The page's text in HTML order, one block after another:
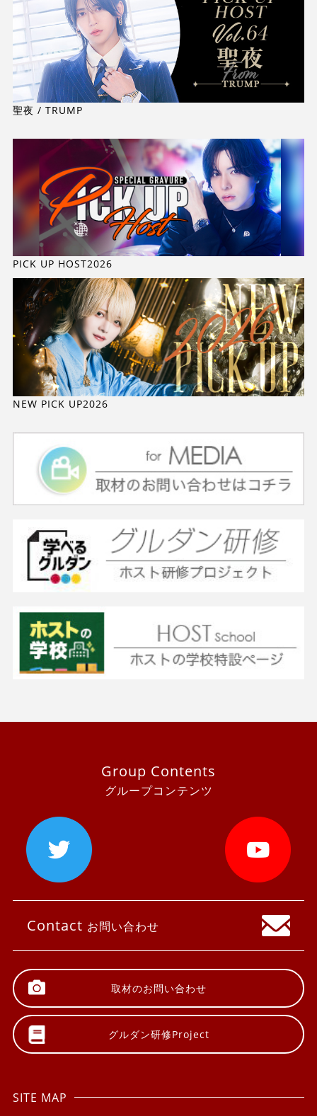
聖夜 / TRUMP
PICK UP HOST2026
NEW PICK UP2026
Group Contents
グループコンテンツ
Contact お問い合わせ
取材のお問い合わせ
グルダン研修Project
SITE MAP